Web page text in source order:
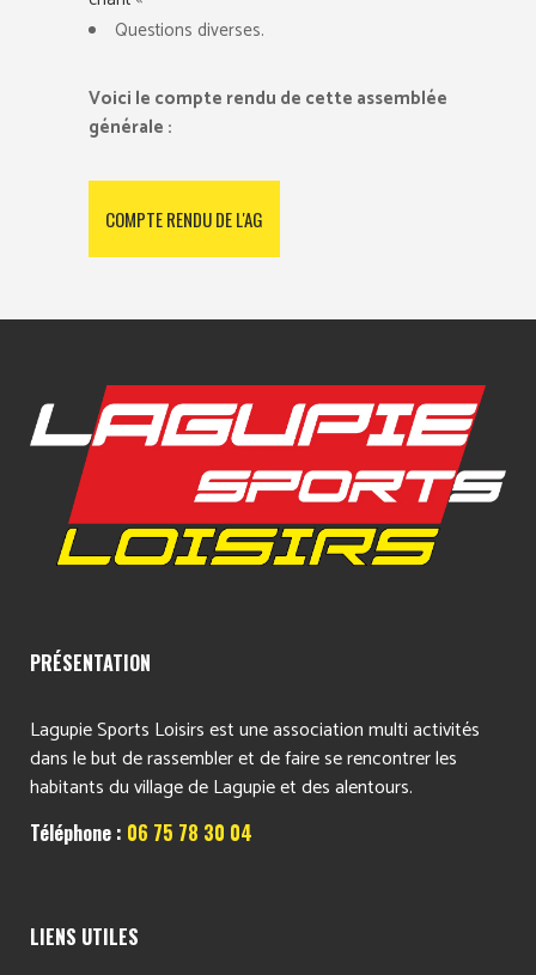
Questions diverses.
Voici le compte rendu de cette assemblée
générale :
COMPTE RENDU DE L'AG
PRÉSENTATION
Lagupie Sports Loisirs est une association multi activités
dans le but de rassembler et de faire se rencontrer les
habitants du village de Lagupie et des alentours.
Téléphone : 06 75 78 30 04
LIENS UTILES